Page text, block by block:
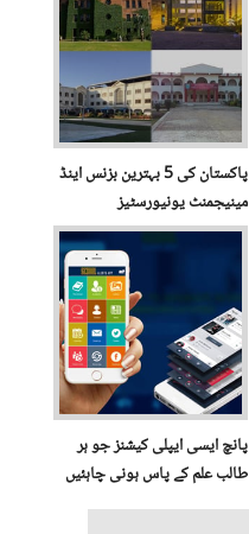
پاکستان کی 5 بہترین بزنس اینڈ
مینیجمنٹ یونیورسٹیز
پانچ ایسی ایپلی کیشنز جو ہر
طالب علم کے پاس ہونی چاہئیں